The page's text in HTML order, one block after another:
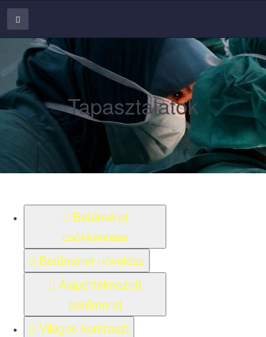
Tapasztalatok
Betűméret
csökkentése
Betűméret növelése
Alapértelmezett
betűméret
Világos kontraszt